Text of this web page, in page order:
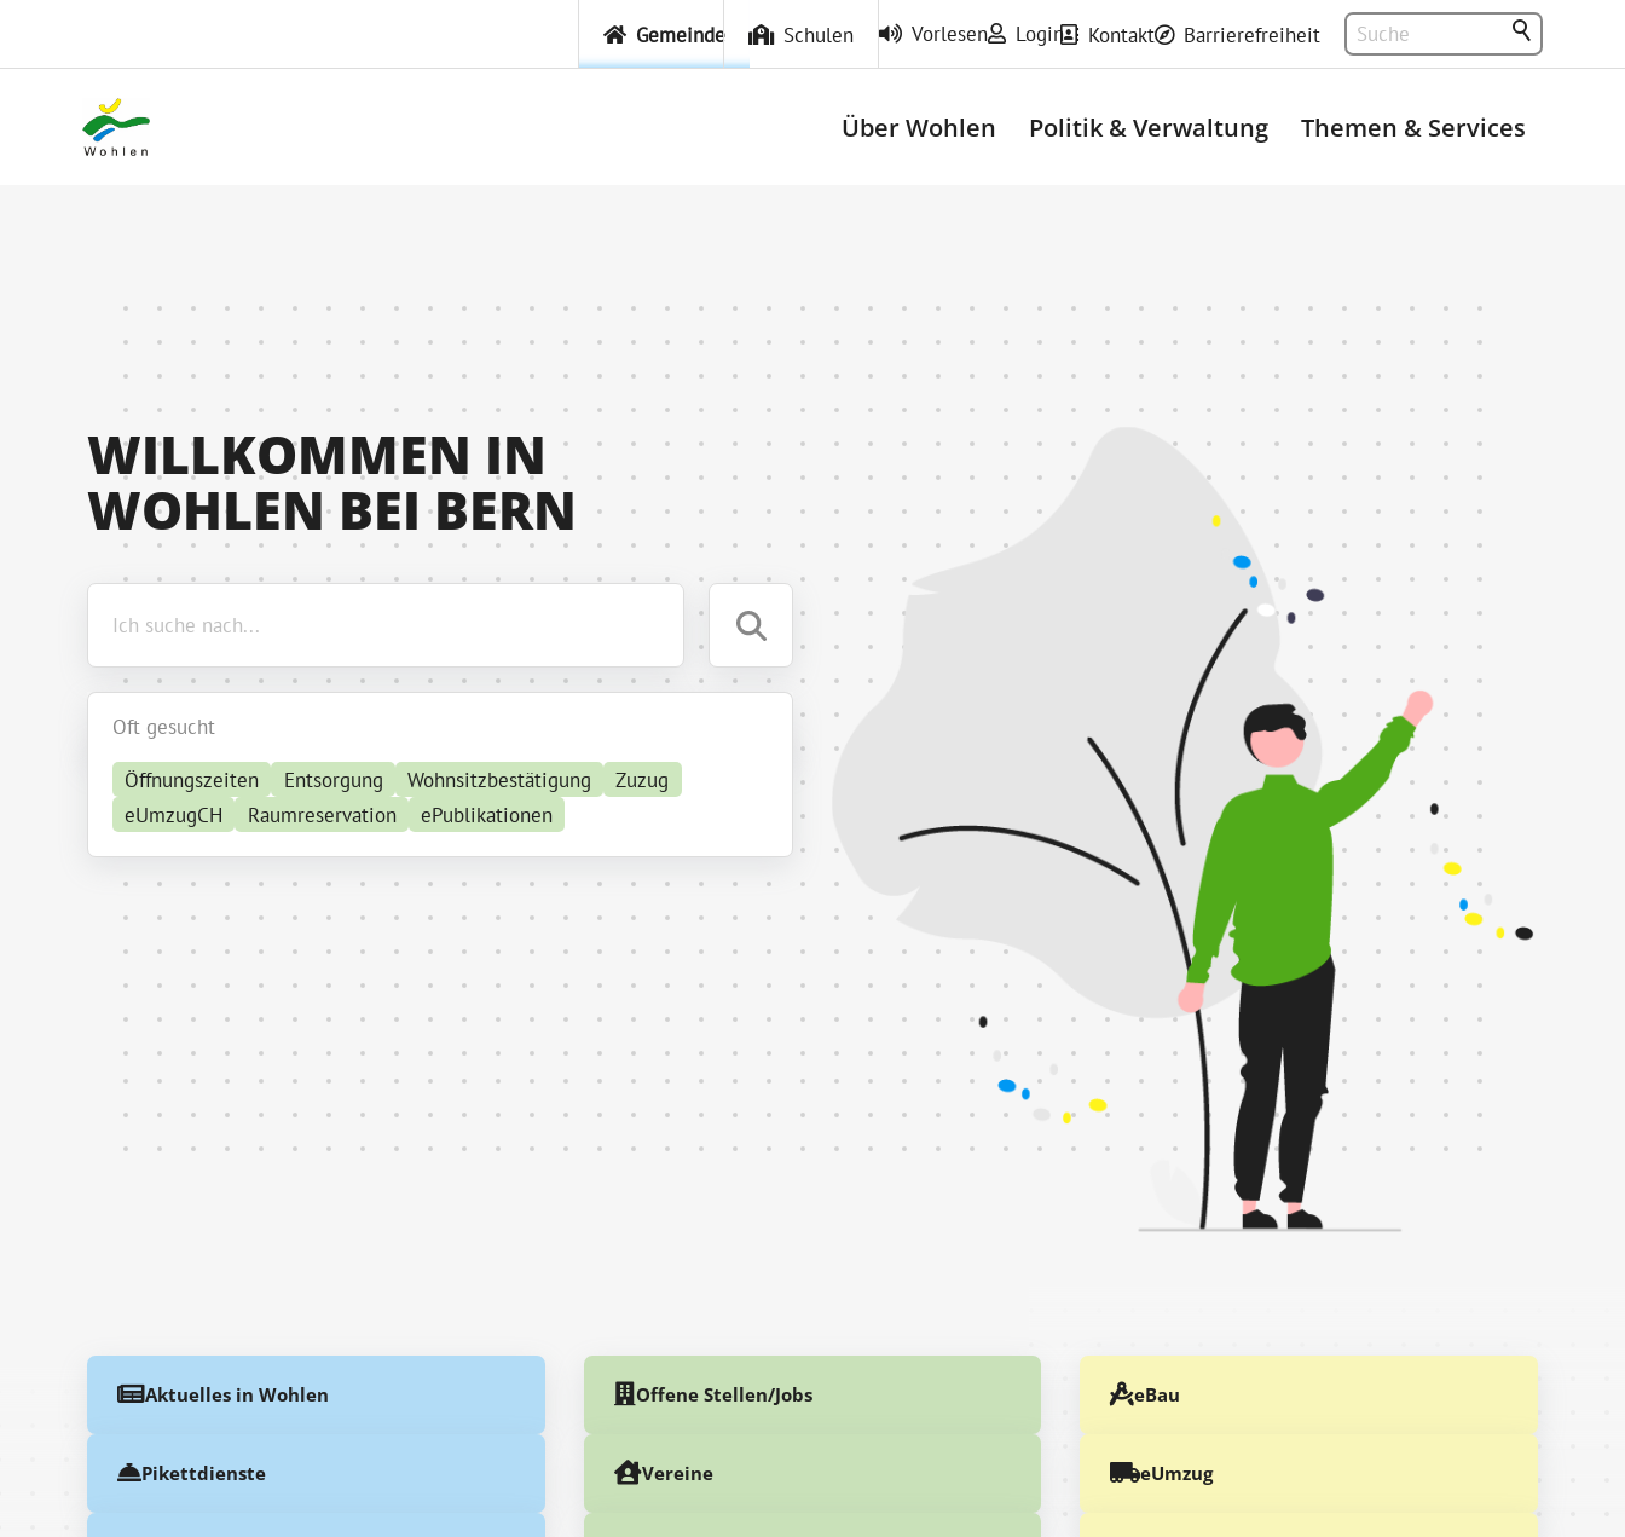
Barrierefreiheit
Kontakt
Login
Gemeinde Schulen Vorlesen
Über Wohlen Politik & Verwaltung Themen & Services
WILLKOMMEN IN
WOHLEN BEI BERN
Oft gesucht
Öffnungszeiten
Entsorgung Wohnsitzbestätigung
Zuzug
eUmzugCH
Raumreservation ePublikationen
Aktuelles in Wohlen
Pikettdienste
Offene Stellen/Jobs
Vereine
eBau
eUmzug